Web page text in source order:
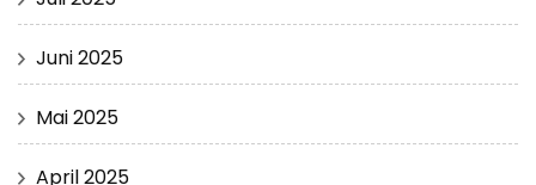
Juni 2025
Mai 2025
April 2025